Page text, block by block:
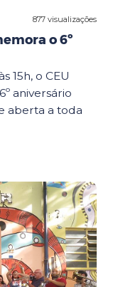
877 visualizações
o 6º
15h, o CEU
aniversário
aberta a toda